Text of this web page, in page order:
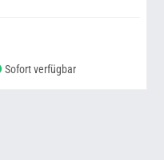
Sofort verfügbar